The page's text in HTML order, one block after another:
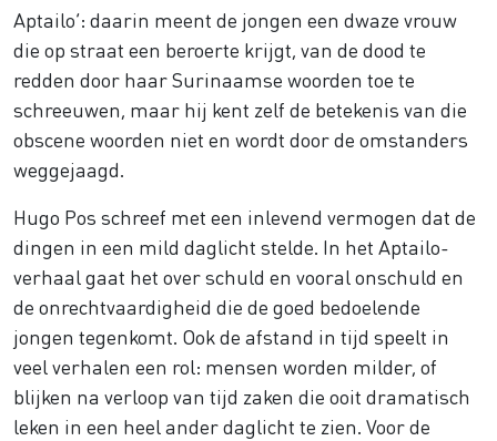
Aptailo’: daarin meent de jongen een dwaze vrouw
die op straat een beroerte krijgt, van de dood te
redden door haar Surinaamse woorden toe te
schreeuwen, maar hij kent zelf de betekenis van die
obscene woorden niet en wordt door de omstanders
weggejaagd.
Hugo Pos schreef met een inlevend vermogen dat de
dingen in een mild daglicht stelde. In het Aptailo-
verhaal gaat het over schuld en vooral onschuld en
de onrechtvaardigheid die de goed bedoelende
jongen tegenkomt. Ook de afstand in tijd speelt in
veel verhalen een rol: mensen worden milder, of
blijken na verloop van tijd zaken die ooit dramatisch
leken in een heel ander daglicht te zien. Voor de